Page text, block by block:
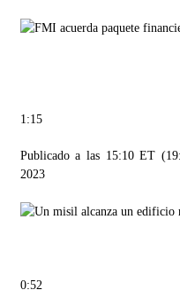
1:15
Publicado a las 15:10 ET
2023
0:52